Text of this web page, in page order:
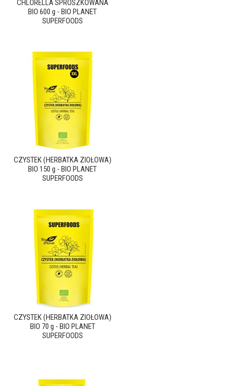
CHLORELLA SPROSZKOWANA
BIO 600 g - BIO PLANET
SUPERFOODS
CZYSTEK (HERBATKA ZIOŁOWA)
BIO 150 g - BIO PLANET
SUPERFOODS
CZYSTEK (HERBATKA ZIOŁOWA)
BIO 70 g - BIO PLANET
SUPERFOODS